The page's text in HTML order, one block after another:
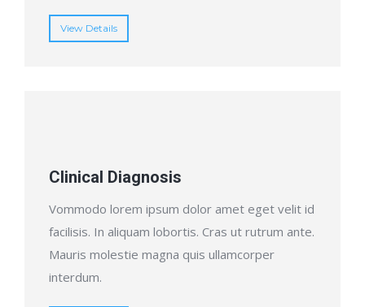
View Details
Clinical Diagnosis
Vommodo lorem ipsum dolor amet eget velit id
facilisis. In aliquam lobortis. Cras ut rutrum ante.
Mauris molestie magna quis ullamcorper
interdum.